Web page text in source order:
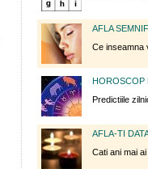
AFLA
Ce inseamna
HOROSCOP
Predictiile
AFLA-TI
Cati ani mai